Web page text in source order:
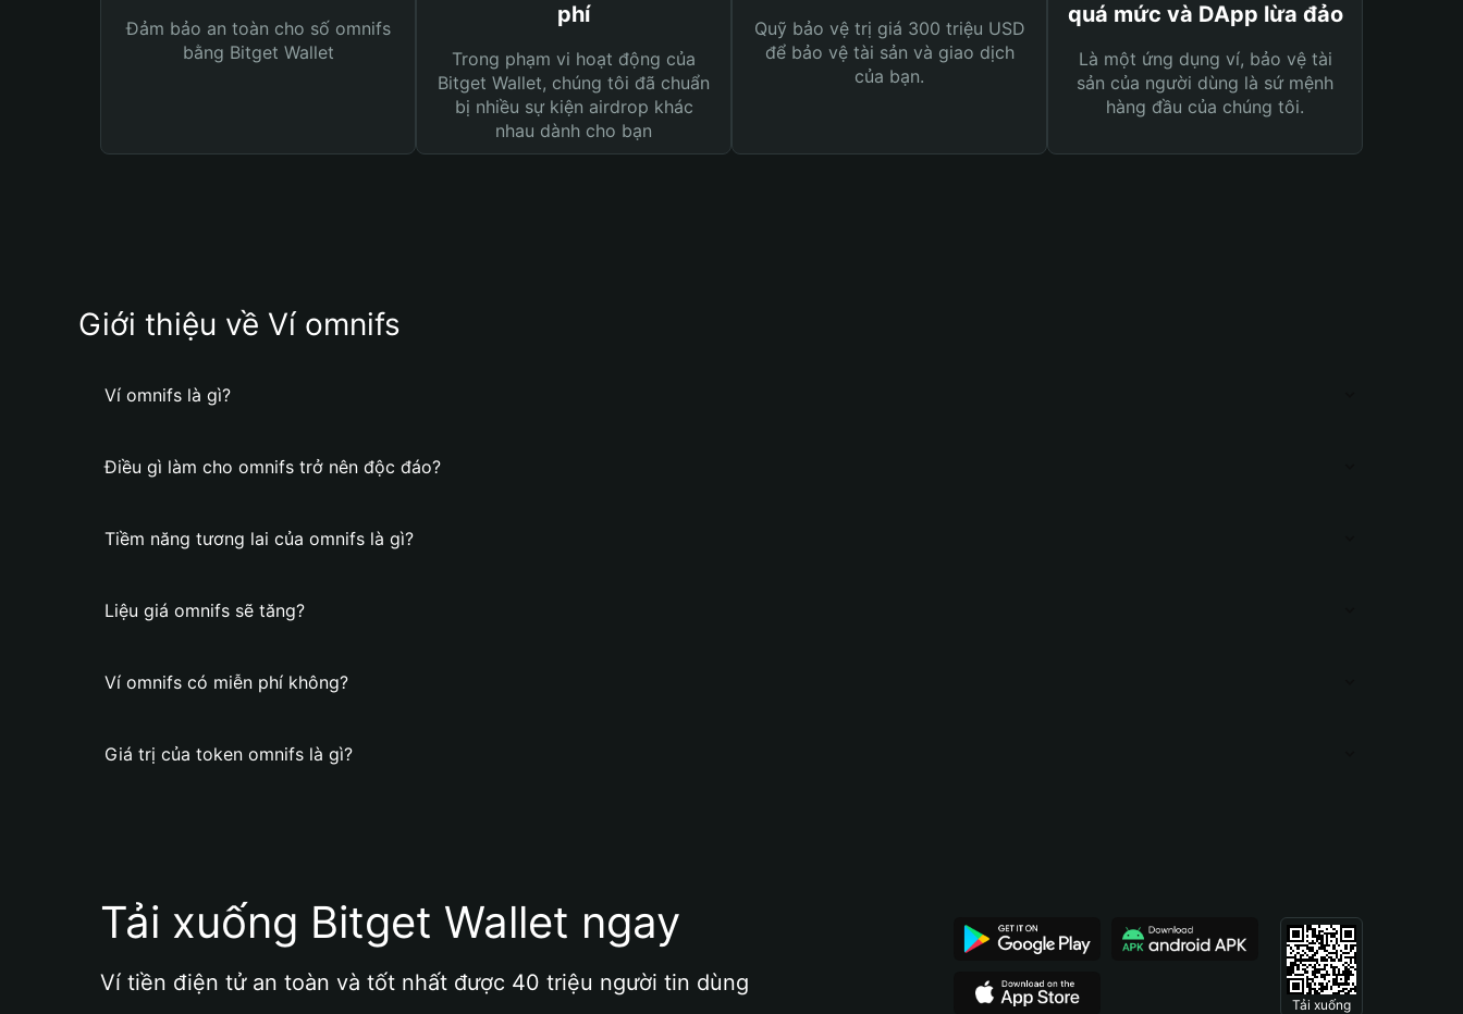
Đảm bảo an toàn cho số omnifs
bằng Bitget Wallet
phí
Trong phạm vi hoạt động của
Bitget Wallet, chúng tôi đã chuẩn
bị nhiều sự kiện airdrop khác
nhau dành cho bạn
Quỹ bảo vệ trị giá 300 triệu USD
để bảo vệ tài sản và giao dịch
của bạn.
quá mức và DApp lừa đảo
Là một ứng dụng ví, bảo vệ tài
sản của người dùng là sứ mệnh
hàng đầu của chúng tôi.
Giới thiệu về Ví omnifs
Ví omnifs là gì?
Điều gì làm cho omnifs trở nên độc đáo?
Tiềm năng tương lai của omnifs là gì?
Liệu giá omnifs sẽ tăng?
Ví omnifs có miễn phí không?
Giá trị của token omnifs là gì?
Tải xuống Bitget Wallet ngay
Ví tiền điện tử an toàn và tốt nhất được 40 triệu người tin dùng
Tải xuống